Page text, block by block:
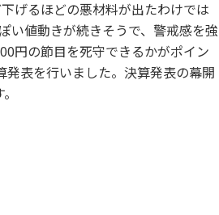
げるほどの悪材料が出たわけでは
い値動きが続きそうで、警戒感を強
円の節目を死守できるかがポイン
発表を行いました。決算発表の幕開